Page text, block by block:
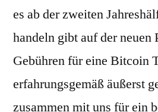
es ab der zweiten
handeln gibt auf der neuen
Gebühren für eine Bitcoin
erfahrungsgemäß äußerst
zusammen mit uns für ein